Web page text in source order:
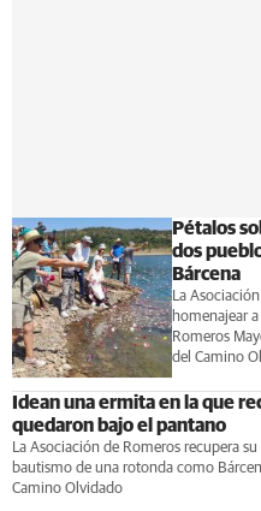
Pétalos
dos
Bárcena
La
homenajear
Romeros
del Camino
Idean una ermita en la que
quedaron bajo el pantano
La Asociación de Romeros recupera
bautismo de una rotonda como
Camino Olvidado